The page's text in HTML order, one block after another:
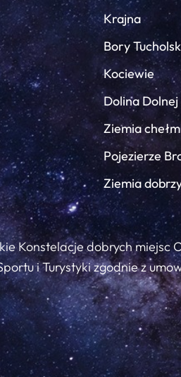
Krajna
Bory
Kociewie
Dolina Dolnej
Ziemia
Pojezierze
Ziemia
Konstelacje dobrych miejsc
i Turystyki zgodnie z